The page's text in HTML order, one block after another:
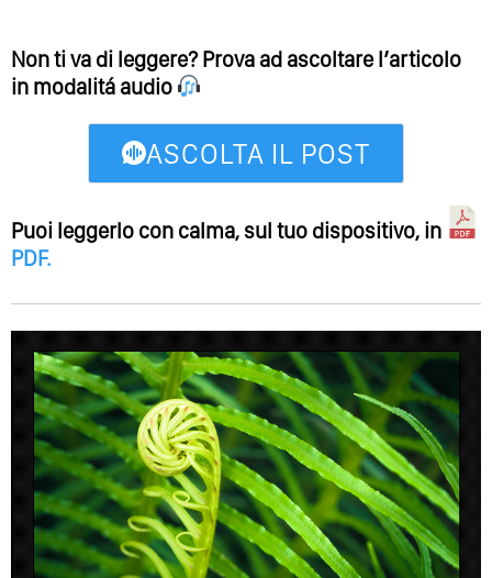
Non ti va di leggere? Prova ad ascoltare l’articolo
in modalitá audio
ASCOLTA IL POST
Puoi leggerlo con calma, sul tuo dispositivo, in
PDF.